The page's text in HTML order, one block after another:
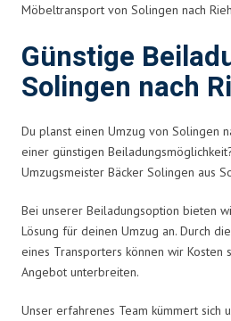
Möbeltransport von Solingen nach
Günstige
Solingen nach
Du planst einen Umzug von Solingen
einer günstigen
Umzugsmeister Bäcker Solingen aus
Bei unserer Beiladungsoption bieten
Lösung für deinen Umzug an. Durch
eines Transporters können wir Kosten
Angebot unterbreiten.
Unser erfahrenes Team kümmert sich